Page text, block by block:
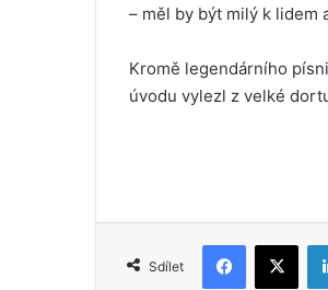
– měl by být milý k lidem
Kromě legendárního
úvodu vylezl z velké
Sdílet